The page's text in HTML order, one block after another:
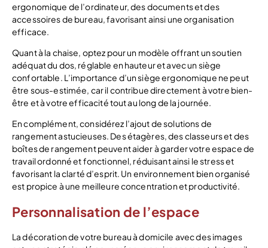
ergonomique de l’ordinateur, des documents et des
accessoires de bureau, favorisant ainsi une organisation
efficace.
Quant à la chaise, optez pour un modèle offrant un soutien
adéquat du dos, réglable en hauteur et avec un siège
confortable. L’importance d’un siège ergonomique ne peut
être sous-estimée, car il contribue directement à votre bien-
être et à votre efficacité tout au long de la journée.
En complément, considérez l’ajout de solutions de
rangement astucieuses. Des étagères, des classeurs et des
boîtes de rangement peuvent aider à garder votre espace de
travail ordonné et fonctionnel, réduisant ainsi le stress et
favorisant la clarté d’esprit. Un environnement bien organisé
est propice à une meilleure concentration et productivité.
Personnalisation de l’espace
La décoration de votre bureau à domicile avec des images